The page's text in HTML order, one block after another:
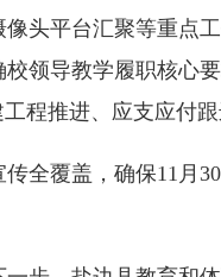
头平台汇聚等重点
领导教学履职核心
程推进、应支应付跟
全覆盖，确保11月